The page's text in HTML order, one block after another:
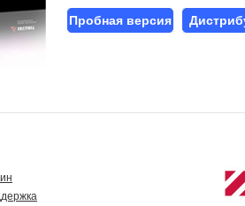
Пробная версия